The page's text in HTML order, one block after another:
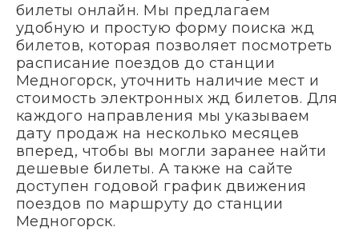
билеты онлайн. Мы предлагаем
удобную и простую форму поиска жд
билетов, которая позволяет посмотреть
расписание поездов до станции
Медногорск, уточнить наличие мест и
стоимость электронных жд билетов. Для
каждого направления мы указываем
дату продаж на несколько месяцев
вперед, чтобы вы могли заранее найти
дешевые билеты. А также на сайте
доступен годовой график движения
поездов по маршруту до станции
Медногорск.